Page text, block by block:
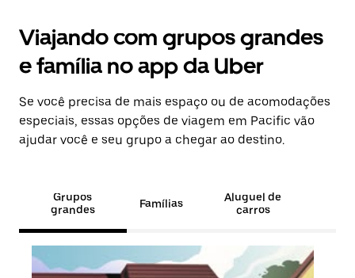
Viajando com grupos grandes
e família no app da Uber
Se você precisa de mais espaço ou de acomodações
especiais, essas opções de viagem em Pacific vão
ajudar você e seu grupo a chegar ao destino.
Grupos
grandes
Famílias
Aluguel de
carros